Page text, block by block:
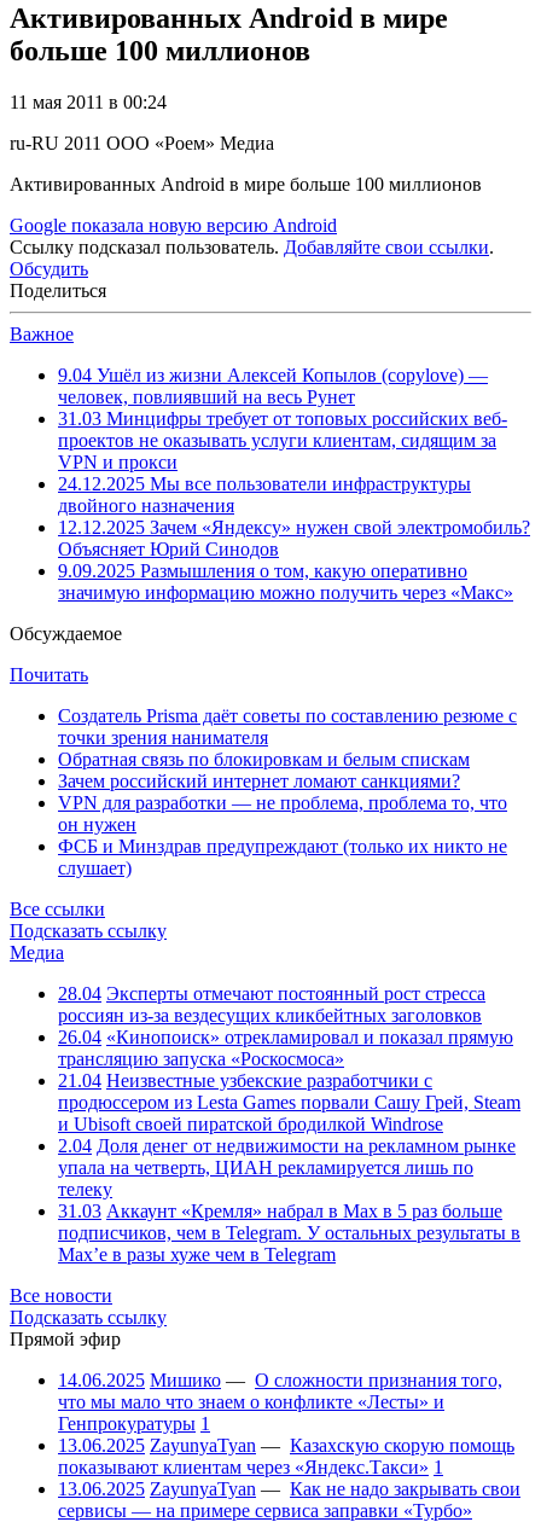
Активированных Android в мире
больше 100 миллионов
11 мая 2011 в 00:24
ru-RU 2011 ООО «Роем» Медиа
Активированных Android в мире больше 100 миллионов
Google показала новую версию Android
Ссылку подсказал пользователь. Добавляйте свои ссылки.
Обсудить
Поделиться
Важное
9.04 Ушёл из жизни Алексей Копылов (copylove) —
человек, повлиявший на весь Рунет
31.03 Минцифры требует от топовых российских веб-
проектов не оказывать услуги клиентам, сидящим за
VPN и прокси
24.12.2025 Мы все пользователи инфраструктуры
двойного назначения
12.12.2025 Зачем «Яндексу» нужен свой электромобиль?
Объясняет Юрий Синодов
9.09.2025 Размышления о том, какую оперативно
значимую информацию можно получить через «Макс»
Обсуждаемое
Почитать
Создатель Prisma даёт советы по составлению резюме с
точки зрения нанимателя
Обратная связь по блокировкам и белым спискам
Зачем российский интернет ломают санкциями?
VPN для разработки — не проблема, проблема то, что
он нужен
ФСБ и Минздрав предупреждают (только их никто не
слушает)
Все ссылки
Подсказать ссылку
Медиа
28.04 Эксперты отмечают постоянный рост стресса
россиян из-за вездесущих кликбейтных заголовков
26.04 «Кинопоиск» отрекламировал и показал прямую
трансляцию запуска «Роскосмоса»
21.04 Неизвестные узбекские разработчики с
продюссером из Lesta Games порвали Сашу Грей, Steam
и Ubisoft своей пиратской бродилкой Windrose
2.04 Доля денег от недвижимости на рекламном рынке
упала на четверть, ЦИАН рекламируется лишь по
телеку
31.03 Аккаунт «Кремля» набрал в Max в 5 раз больше
подписчиков, чем в Telegram. У остальных результаты в
Max’е в разы хуже чем в Telegram
Все новости
Подсказать ссылку
Прямой эфир
14.06.2025 Мишико — О сложности признания того,
что мы мало что знаем о конфликте «Лесты» и
Генпрокуратуры 1
13.06.2025 ZayunyaTyan — Казахскую скорую помощь
показывают клиентам через «Яндекс.Такси» 1
13.06.2025 ZayunyaTyan — Как не надо закрывать свои
сервисы — на примере сервиса заправки «Турбо»